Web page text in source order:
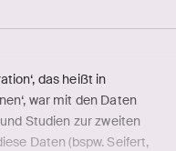
das heißt in
war mit den Daten
Studien zur zweiten
Daten (bspw. Seifert,